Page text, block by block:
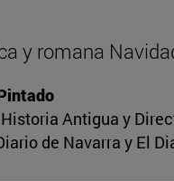
y romana
Antigua y
de Navarra y El